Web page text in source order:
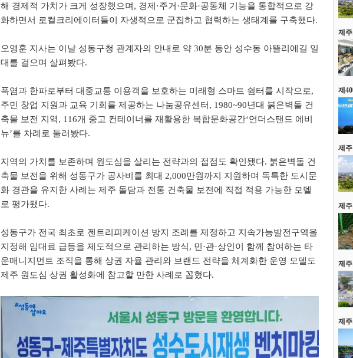
해 경제적 가치가 크게 성장했으며 , 경제 ·주거 ·문화·공동체 기능을 통합적으로 강
화하면서 로컬크리에이터들이 자생적으로 군집하고 협력하는 생태계를 구축했다.
오영훈 지사는 이날 성동구청 관계자의 안내로 약 30분 동안 성수동 아뜰리에길 일
대를 걸으며 살펴봤다.
폭염과 한파로부터 대중교통 이용객을 보호하는 미래형 스마트 쉼터를 시작으로,
주민 창업 지원과 교육 기회를 제공하는 나눔공유센터 , 1980~90년대 붉은벽돌 건
축물 보전 지역, 116개 중고 컨테이너를 재활용한 복합문화공간‘언더스탠드 에비
뉴’를 차례로 둘러봤다.
지역의 가치를 보존하며 원도심을 살리는 전략과의 접점도 확인됐다. 붉은벽돌 건
축물 보전을 위해 성동구가 공사비를 최대 2,000만원까지 지원하며 독특한 도시문
화 경관을 유지한 사례는 제주 돌담과 전통 건축물 보전에 직접 적용 가능한 모델
로 평가됐다.
성동구가 전국 최초로 젠트리피케이션 방지 조례를 제정하고 지속가능발전구역을
지정해 임대료 급등을 제도적으로 관리하는 방식, 민 ·관·상인이 함께 참여하는 타
운매니지먼트 조직을 통해 상권 자율 관리와 브랜드 전략을 체계화한 운영 모델도
제주 원도심 상권 활성화에 참고할 만한 사례로 꼽혔다.
제
제
제
제
제
제